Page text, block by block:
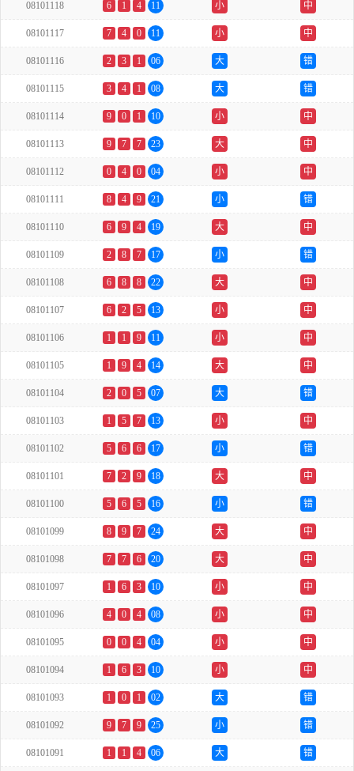
08101118 6 1 4 11 小 中
08101117 7 4 0 11 小 中
08101116 2 3 1 06 大 错
08101115 3 4 1 08 大 错
08101114 9 0 1 10 小 中
08101113 9 7 7 23 大 中
08101112 0 4 0 04 小 中
08101111 8 4 9 21 小 错
08101110 6 9 4 19 大 中
08101109 2 8 7 17 小 错
08101108 6 8 8 22 大 中
08101107 6 2 5 13 小 中
08101106 1 1 9 11 小 中
08101105 1 9 4 14 大 中
08101104 2 0 5 07 大 错
08101103 1 5 7 13 小 中
08101102 5 6 6 17 小 错
08101101 7 2 9 18 大 中
08101100 5 6 5 16 小 错
08101099 8 9 7 24 大 中
08101098 7 7 6 20 大 中
08101097 1 6 3 10 小 中
08101096 4 0 4 08 小 中
08101095 0 0 4 04 小 中
08101094 1 6 3 10 小 中
08101093 1 0 1 02 大 错
08101092 9 7 9 25 小 错
08101091 1 1 4 06 大 错